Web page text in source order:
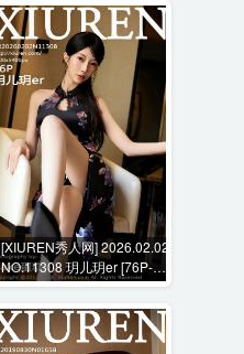
[XIUREN秀人网] 2026.02.02
NO.11308 玥儿玥er [76P-
1214MB]